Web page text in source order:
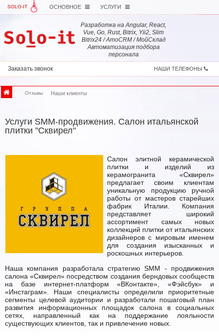
SOLO-IT ОСНОВНОЕ УСЛУГИ
Заказать звонок НАШИ ТЕЛЕФОНЫ
Разработка на Angular, React,
Vue, Go, Rust, Bitrix, Yii2, Slim
Bitrix24 / AmoCRM / МойСклад
Автоматизация подбора
персонала
Отзывы Наши клиенты
Услуги SMM-продвижения. Салон итальянской
плитки "Сквирел"
Салон элитной керамической
плитки и изделий из
керамогранита «Сквирел»
предлагает своим клиентам
уникальную продукцию ручной
работы от мастеров старейших
фабрик Италии. Компания
представляет широкий
ассортимент самых новых
коллекций плитки от итальянских
дизайнеров с мировым именем
для создания изысканных и
роскошных интерьеров.
Наша компания разработала стратегию SMM - продвижения
салона «Сквирел» посредством создания берндовых сообществ
на базе интернет-платформ «ВКонтакте», «Фэйсбук» и
«Инстаграм». Наши специалисты определили приоритетные
сегменты целевой аудитории и разработали пошаговый план
развития информационных площадок салона в социальных
сетях, направленный как на поддержание лояльности
существующих клиентов, так и привлечение новых.